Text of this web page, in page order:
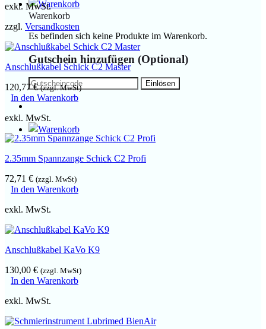
Warenkorb
Es befinden sich keine Produkte im Warenkorb.
Gutschein hinzufügen (Optional)
exkl. MwSt.
zzgl. Versandkosten
Anschlußkabel Schick C2 Master
120,77€ (zzgl. MwSt)
In den Warenkorb
exkl. MwSt.
2.35mm Spannzange Schick C2 Profi
72,71 € (zzgl. MwSt)
In den Warenkorb
exkl. MwSt.
Anschlußkabel KaVo K9
130,00 € (zzgl. MwSt)
In den Warenkorb
exkl. MwSt.